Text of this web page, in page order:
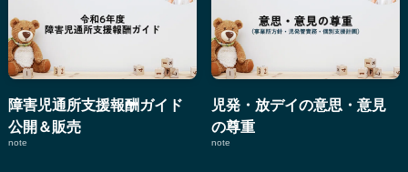
障害児通所支援報酬ガイド
公開＆販売
note
児発・放デイの意思・意見
の尊重
note